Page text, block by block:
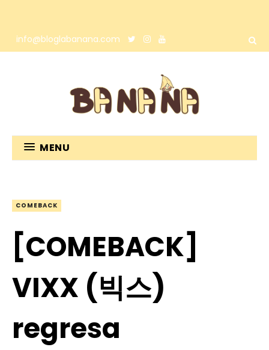
info@bloglabanana.com
MENU
COMEBACK
[COMEBACK]
VIXX (빅스)
regresa